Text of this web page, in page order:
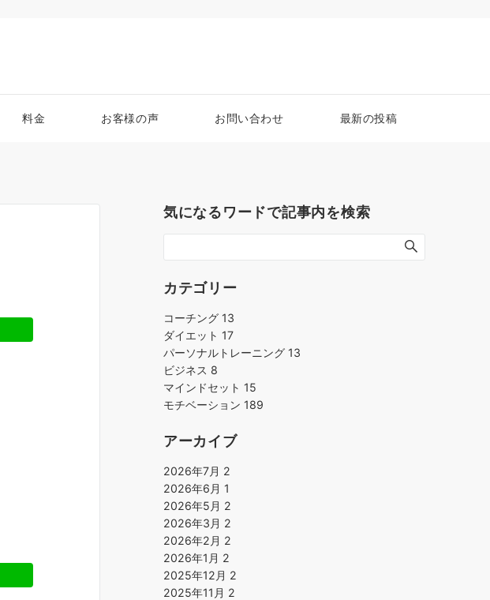
料金 お客様の声 お問い合わせ 最新の投稿
気になるワードで記事内を検索
カテゴリー
コーチング 13
ダイエット 17
パーソナルトレーニング 13
ビジネス 8
マインドセット 15
モチベーション 189
アーカイブ
2026年7月 2
2026年6月 1
2026年5月 2
2026年3月 2
2026年2月 2
2026年1月 2
2025年12月 2
2025年11月 2